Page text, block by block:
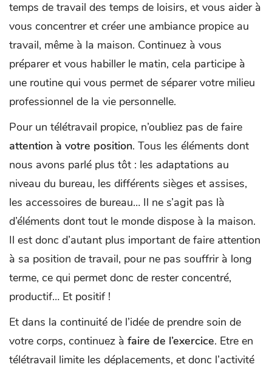
temps de travail des temps de loisirs, et vous aider à
vous concentrer et créer une ambiance propice au
travail, même à la maison. Continuez à vous
préparer et vous habiller le matin, cela participe à
une routine qui vous permet de séparer votre milieu
professionnel de la vie personnelle.
Pour un télétravail propice, n’oubliez pas de faire
attention à votre position. Tous les éléments dont
nous avons parlé plus tôt : les adaptations au
niveau du bureau, les différents sièges et assises,
les accessoires de bureau… Il ne s’agit pas là
d’éléments dont tout le monde dispose à la maison.
Il est donc d’autant plus important de faire attention
à sa position de travail, pour ne pas souffrir à long
terme, ce qui permet donc de rester concentré,
productif… Et positif !
Et dans la continuité de l’idée de prendre soin de
votre corps, continuez à faire de l’exercice. Etre en
télétravail limite les déplacements, et donc l’activité